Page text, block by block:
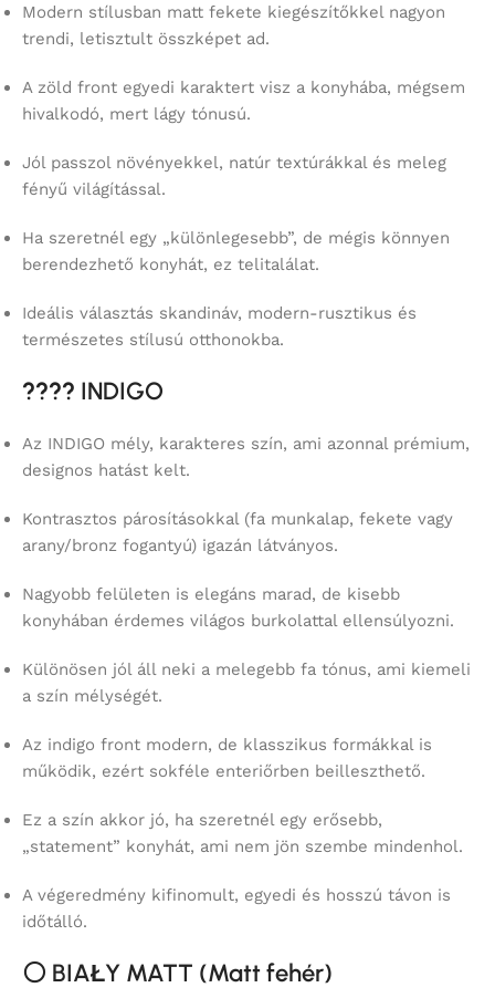
Modern stílusban matt fekete kiegészítőkkel nagyon
trendi, letisztult összképet ad.
A zöld front egyedi karaktert visz a konyhába, mégsem
hivalkodó, mert lágy tónusú.
Jól passzol növényekkel, natúr textúrákkal és meleg
fényű világítással.
Ha szeretnél egy „különlegesebb”, de mégis könnyen
berendezhető konyhát, ez telitalálat.
Ideális választás skandináv, modern-rusztikus és
természetes stílusú otthonokba.
???? INDIGO
Az INDIGO mély, karakteres szín, ami azonnal prémium,
designos hatást kelt.
Kontrasztos párosításokkal (fa munkalap, fekete vagy
arany/bronz fogantyú) igazán látványos.
Nagyobb felületen is elegáns marad, de kisebb
konyhában érdemes világos burkolattal ellensúlyozni.
Különösen jól áll neki a melegebb fa tónus, ami kiemeli
a szín mélységét.
Az indigo front modern, de klasszikus formákkal is
működik, ezért sokféle enteriőrben beilleszthető.
Ez a szín akkor jó, ha szeretnél egy erősebb,
„statement” konyhát, ami nem jön szembe mindenhol.
A végeredmény kifinomult, egyedi és hosszú távon is
időtálló.
⚪ BIAŁY MATT (Matt fehér)